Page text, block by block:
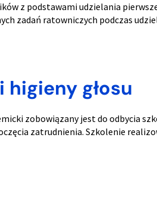
z podstawami udzielania
zadań ratowniczych podczas
higieny głosu
zobowiązany jest do odbycia
zatrudnienia. Szkolenie